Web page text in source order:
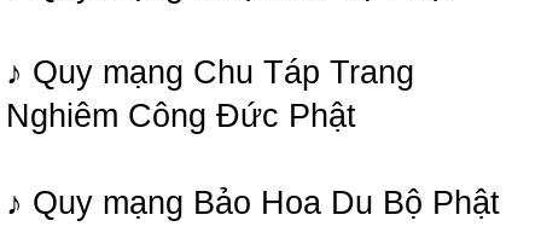
♪ Quy mạng Chu Táp Trang
Nghiêm Công Đức Phật
♪ Quy mạng Bảo Hoa Du Bộ Phật